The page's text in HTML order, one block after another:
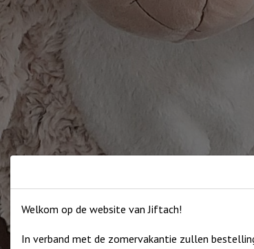
Welkom op de website van Jiftach!
In verband met de zomervakantie zullen